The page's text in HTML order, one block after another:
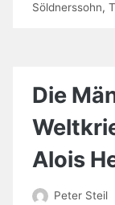
Söldnerssohn,
Die
Alois
Peter Steil